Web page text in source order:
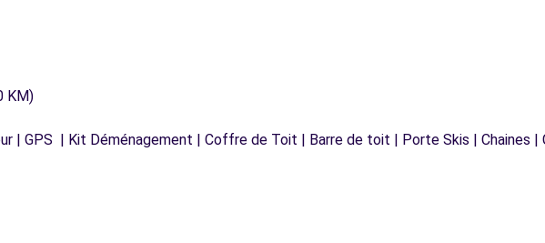
KM)
| GPS | Kit Déménagement | Coffre de Toit | Barre de toit | Porte Skis | Chaines